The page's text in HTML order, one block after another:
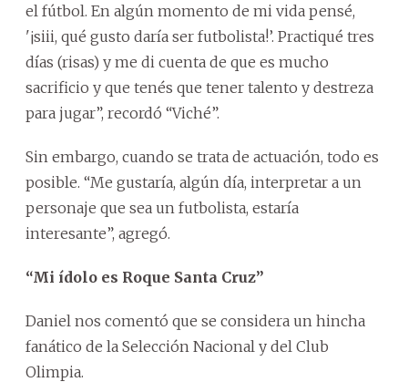
el fútbol. En algún momento de mi vida pensé,
'¡siii, qué gusto daría ser futbolista!’. Practiqué tres
días (risas) y me di cuenta de que es mucho
sacrificio y que tenés que tener talento y destreza
para jugar”, recordó “Viché”.
Sin embargo, cuando se trata de actuación, todo es
posible. “Me gustaría, algún día, interpretar a un
personaje que sea un futbolista, estaría
interesante”, agregó.
“Mi ídolo es Roque Santa Cruz”
Daniel nos comentó que se considera un hincha
fanático de la Selección Nacional y del Club
Olimpia.